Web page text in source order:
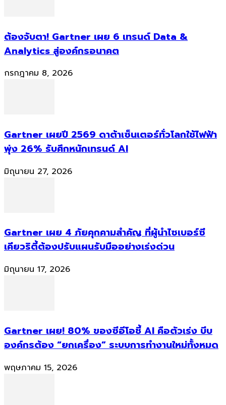
ต้องจับตา! Gartner เผย 6 เทรนด์ Data &
Analytics สู่องค์กรอนาคต
กรกฎาคม 8, 2026
Gartner เผยปี 2569 ดาต้าเซ็นเตอร์ทั่วโลกใช้ไฟฟ้า
พุ่ง 26% รับศึกหนักเทรนด์ AI
มิถุนายน 27, 2026
Gartner เผย 4 ภัยคุกคามสำคัญ ที่ผู้นำไซเบอร์ซี
เคียวริตี้ต้องปรับแผนรับมืออย่างเร่งด่วน
มิถุนายน 17, 2026
Gartner เผย! 80% ของซีอีโอชี้ AI คือตัวเร่ง บีบ
องค์กรต้อง “ยกเครื่อง” ระบบการทำงานใหม่ทั้งหมด
พฤษภาคม 15, 2026